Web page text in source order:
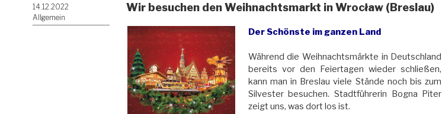
Veröffentlicht
am
14.12.2022
Allgemein
Wir besuchen den Weihnachtsmarkt in Wrocław (Breslau)
Der Schönste im ganzen Land
Während die Weihnachtsmärkte in Deutschland
bereits vor den Feiertagen wieder schließen,
kann man in Breslau viele Stände noch bis zum
Silvester besuchen. Stadtführerin Bogna Piter
zeigt uns, was dort los ist.